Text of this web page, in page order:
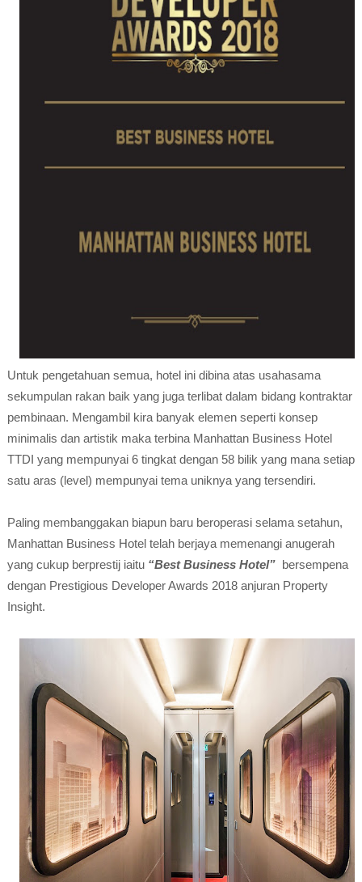
Untuk pengetahuan semua, hotel ini dibina atas usahasama
sekumpulan rakan baik yang juga terlibat dalam bidang kontraktar
pembinaan. Mengambil kira banyak elemen seperti konsep
minimalis dan artistik maka terbina Manhattan Business Hotel
TTDI yang mempunyai 6 tingkat dengan 58 bilik yang mana setiap
satu aras (level) mempunyai tema uniknya yang tersendiri.
Paling membanggakan biapun baru beroperasi selama setahun,
Manhattan Business Hotel telah berjaya memenangi anugerah
yang cukup berprestij iaitu “Best Business Hotel”bersempena
dengan Prestigious Developer Awards 2018 anjuran Property
Insight.